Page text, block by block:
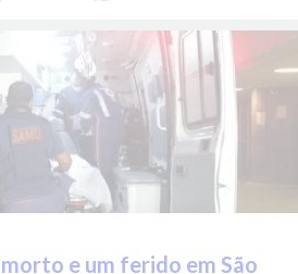
e um ferido em São